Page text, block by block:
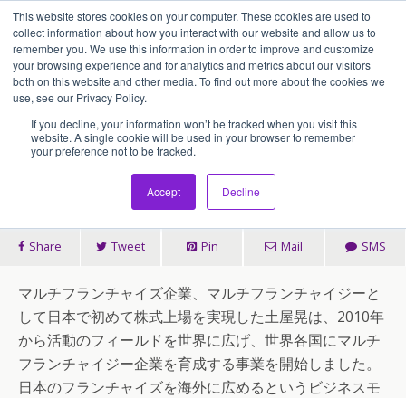
This website stores cookies on your computer. These cookies are used to
collect information about how you interact with our website and allow us to
remember you. We use this information in order to improve and customize
your browsing experience and for analytics and metrics about our visitors
both on this website and other media. To find out more about the cookies we
use, see our Privacy Policy.
If you decline, your information won’t be tracked when you visit this
website. A single cookie will be used in your browser to remember
your preference not to be tracked.
Accept Decline
アセンティア・ホールディングス(AssentiaHoldings)
今だから海外進出セミナーを振
り返る
Share Tweet Pin Mail SMS
マルチフランチャイズ企業、マルチフランチャイジーと
して日本で初めて株式上場を実現した土屋晃は、2010年
から活動のフィールドを世界に広げ、世界各国にマルチ
フランチャイジー企業を育成する事業を開始しました。
日本のフランチャイズを海外に広めるというビジネスモ